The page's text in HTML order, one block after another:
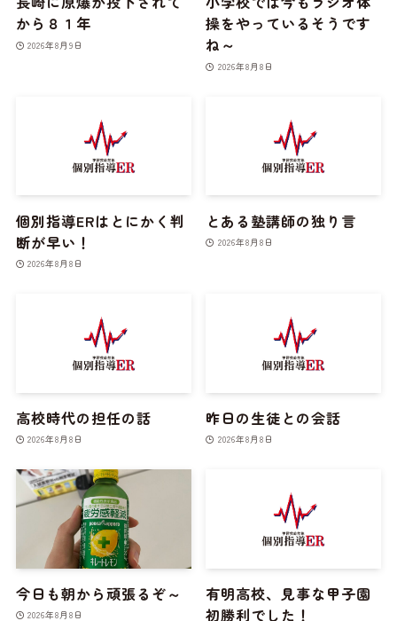
から８１年
2026年8月9日
操をやっているそうです
ね～
2026年8月8日
個別指導ERはとにかく判
断が早い！
2026年8月8日
とある塾講師の独り言
2026年8月8日
高校時代の担任の話
2026年8月8日
昨日の生徒との会話
2026年8月8日
今日も朝から頑張るぞ～
2026年8月8日
有明高校、見事な甲子園
初勝利でした！